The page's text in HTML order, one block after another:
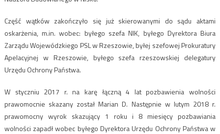
Część wątków zakończyło się już skierowanymi do sądu aktami
oskarżenia, m.in. wobec: byłego szefa NIK, byłego Dyrektora Biura
Zarządu Wojewódzkiego PSL w Rzeszowie, byłej szefowej Prokuratury
Apelacyjnej w Rzeszowie, byłego szefa rzeszowskiej delegatury
Urzędu Ochrony Państwa.
W styczniu 2017 r. na karę łączną 4 lat pozbawienia wolności
prawomocnie skazany został Marian D. Następnie w lutym 2018 r.
prawomocny wyrok skazujący 1 roku i 8 miesięcy pozbawiania
wolności zapadł wobec byłego Dyrektora Urzędu Ochrony Państwa w